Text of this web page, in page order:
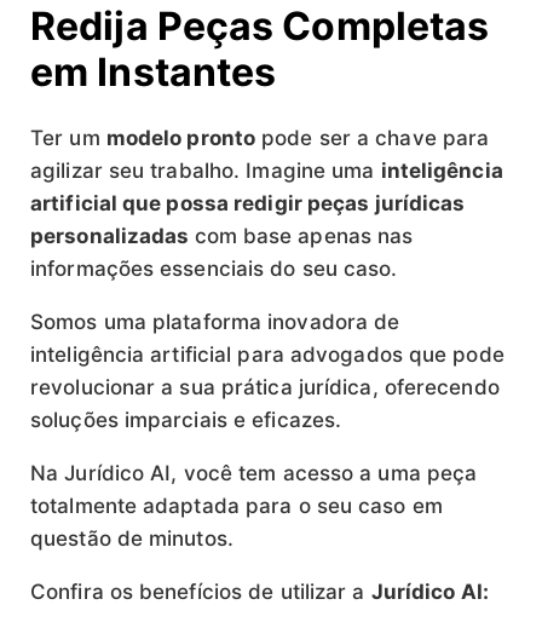
Redija Peças Completas
em Instantes
Ter um modelo pronto pode ser a chave para
agilizar seu trabalho. Imagine uma inteligência
artificial que possa redigir peças jurídicas
personalizadas com base apenas nas
informações essenciais do seu caso.
Somos uma plataforma inovadora de
inteligência artificial para advogados que pode
revolucionar a sua prática jurídica, oferecendo
soluções imparciais e eficazes.
Na Jurídico AI, você tem acesso a uma peça
totalmente adaptada para o seu caso em
questão de minutos.
Confira os benefícios de utilizar a Jurídico AI: